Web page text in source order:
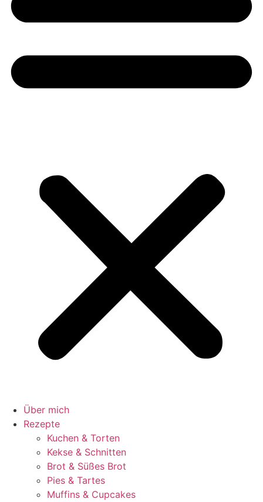
Über mich
Rezepte
Kuchen & Torten
Kekse & Schnitten
Brot & Süßes Brot
Pies & Tartes
Muffins & Cupcakes